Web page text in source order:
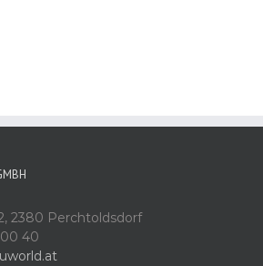
2380 Perchtoldsdorf
00 40